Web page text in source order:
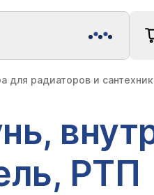
для радиаторов и
РТП